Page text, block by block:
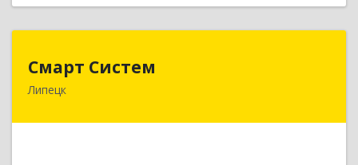
Смарт Систем
Липецк
398059, Липецкая обл, Липецк г, Барашева ул,